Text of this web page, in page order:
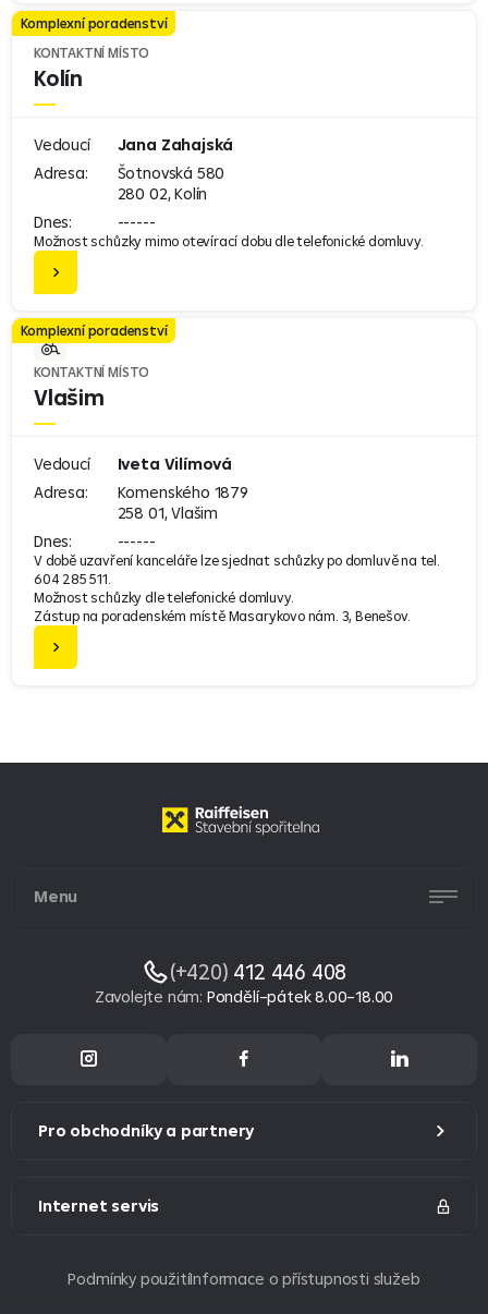
Komplexní poradenství
KONTAKTNÍ MÍSTO
Kolín
Vedoucí
Jana Zahajská
Adresa:
Šotnovská 580
280 02, Kolín
Dnes:
------
Možnost schůzky mimo otevírací dobu dle telefonické domluvy.
Komplexní poradenství
KONTAKTNÍ MÍSTO
Vlašim
Vedoucí
Iveta Vilímová
Adresa:
Komenského 1879
258 01, Vlašim
Dnes:
------
V době uzavření kanceláře lze sjednat schůzky po domluvě na tel.
604 285 511.
Možnost schůzky dle telefonické domluvy.
Zástup na poradenském místě Masarykovo nám. 3, Benešov.
Menu
(+420) 412 446 408
Zavolejte nám: Pondělí–pátek 8.00–18.00
Pro obchodníky a partnery
Internet servis
Podmínky použitíInformace o přístupnosti služeb